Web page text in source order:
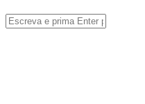
Pesquisar